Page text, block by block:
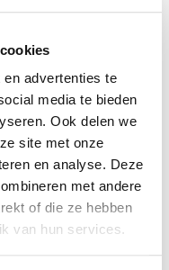
advertenties te
media te bieden
Ook delen we
site met onze
en analyse. Deze
met andere
of die ze hebben
van hun services.
een baan weten
mensen zo
worden
eigenlijk alleen
kunnen leren,